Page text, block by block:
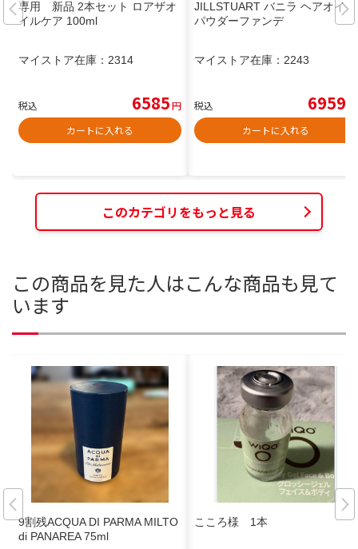
専用 新品 2本セット ロアザオ
イルケア 100ml
マイストア在庫： 2314
税込 6585円
カートに入れる
JILLSTUART バニラ ヘアオイル
パウダーファンデ
マイストア在庫： 2243
税込 6959
カートに入れる
このカテゴリをもっと見る
この商品を見た人はこんな商品も見て
います
9割残ACQUA DI PARMA MILTO
di PANAREA 75ml
こころ様 1本